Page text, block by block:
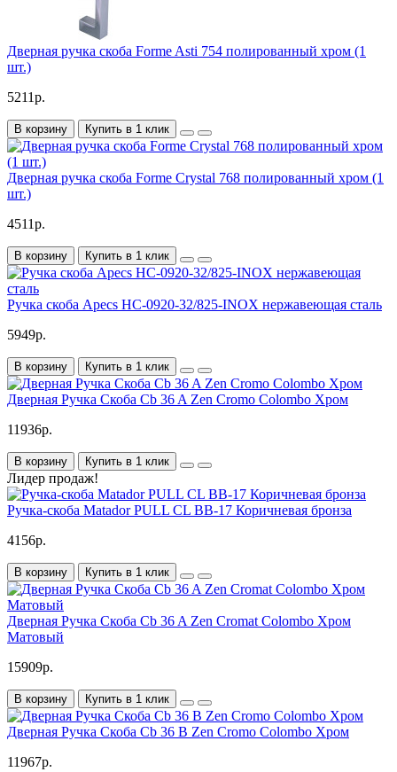
Дверная ручка скоба Forme Asti 754 полированный хром (1
шт.)
5211р.
В корзину Купить в 1 клик
Дверная ручка скоба Forme Crystal 768 полированный хром (1
шт.)
4511р.
В корзину Купить в 1 клик
Ручка скоба Apecs HC-0920-32/825-INOX нержавеющая сталь
5949р.
В корзину Купить в 1 клик
Дверная Ручка Скоба Cb 36 A Zen Cromo Colombo Хром
11936р.
В корзину Купить в 1 клик
Лидер продаж!
Ручка-скоба Matador PULL CL BB-17 Коричневая бронза
4156р.
В корзину Купить в 1 клик
Дверная Ручка Скоба Cb 36 A Zen Cromat Colombo Хром
Матовый
15909р.
В корзину Купить в 1 клик
Дверная Ручка Скоба Cb 36 B Zen Cromo Colombo Хром
11967р.